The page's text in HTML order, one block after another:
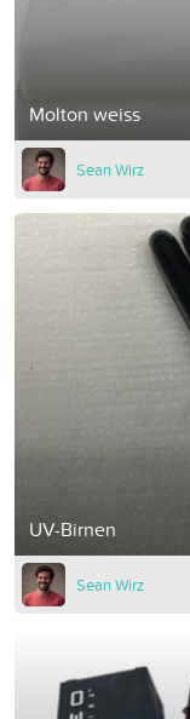
Molton weiss
Sean Wirz
UV-Birnen
Sean Wirz